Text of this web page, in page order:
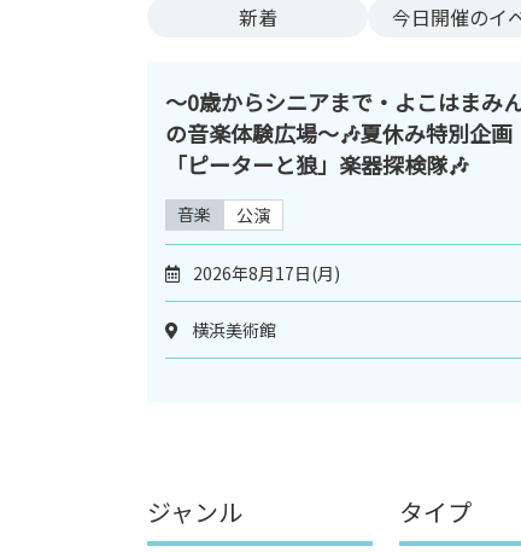
新着 今日開催のイ
〜0歳からシニアまで・よこはまみ
の音楽体験広場〜🎶夏休み特別企画
「ピーターと狼」楽器探検隊🎶
音楽 公演
2026年8月17日(月)
横浜美術館
ジャンル タイプ